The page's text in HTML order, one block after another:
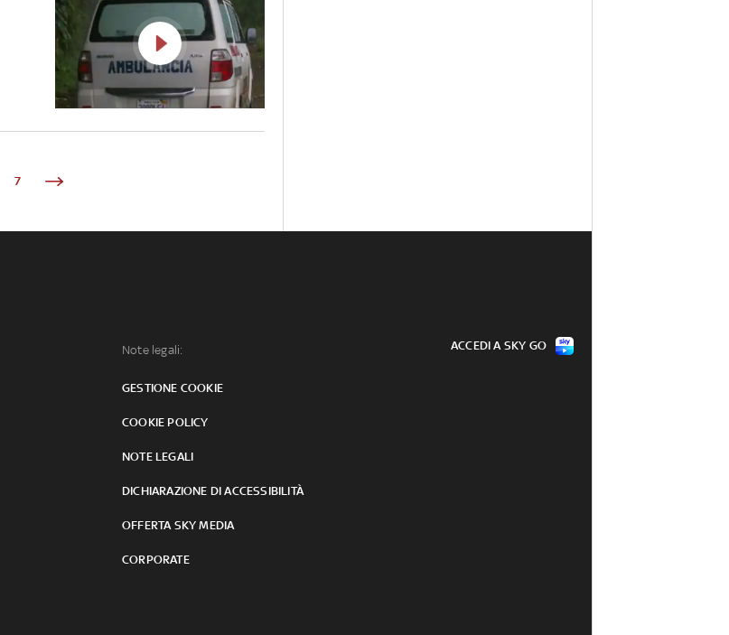
7
Note legali:
GESTIONE COOKIE
COOKIE POLICY
NOTE LEGALI
DICHIARAZIONE DI ACCESSIBILITÀ
OFFERTA SKY MEDIA
CORPORATE
ACCEDI A SKY GO